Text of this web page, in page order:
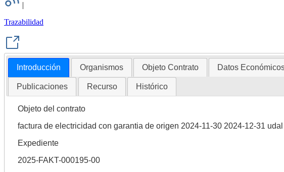
|
Trazabilidad
Introducción Organismos Objeto Contrato Datos
Publicaciones Recurso Histórico
Objeto del contrato
factura de electricidad con garantia de origen 2024-11-30 2024-12-31
Expediente
2025-FAKT-000195-00